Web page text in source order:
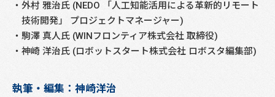
外村 雅治氏 (NEDO 「人工知能活用による革新的リモート
技術開発」 プロジェクトマネージャー)
駒澤 真人氏 (WINフロンティア株式会社 取締役)
神崎 洋治氏 (ロボットスタート株式会社 ロボスタ編集部)
執筆・編集：神崎洋治